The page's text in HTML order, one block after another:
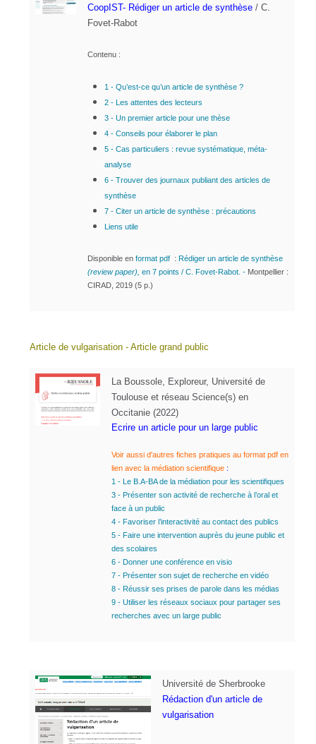
CoopIST- Rédiger un article de synthèse / C.
Fovet-Rabot
Contenu :
1 - Qu’est-ce qu’un article de synthèse ?
2 - Les attentes des lecteurs
3 - Un premier article pour une thèse
4 - Conseils pour élaborer le plan
5 - Cas particuliers : revue systématique, méta-
analyse
6 - Trouver des journaux publiant des articles de
synthèse
7 - Citer un article de synthèse : précautions
Liens utile
Disponible en format pdf : Rédiger un article de synthèse
(review paper), en 7 points / C. Fovet-Rabot. - Montpellier :
CIRAD, 2019 (5 p.)
Article de vulgarisation - Article grand public
La Boussole, Exploreur, Université de
Toulouse et réseau Science(s) en
Occitanie (2022)
Ecrire un article pour un large public
Voir aussi d'autres fiches pratiques au format pdf en
lien avec la médiation scientifique :
1 - Le B.A-BA de la médiation pour les scientifiques
3 - Présenter son activité de recherche à l’oral et
face à un public
4 - Favoriser l’interactivité au contact des publics
5 - Faire une intervention auprès du jeune public et
des scolaires
6 - Donner une conférence en visio
7 - Présenter son sujet de recherche en vidéo
8 - Réussir ses prises de parole dans les médias
9 - Utiliser les réseaux sociaux pour partager ses
recherches avec un large public
Université de Sherbrooke
Rédaction d'un article de
vulgarisation